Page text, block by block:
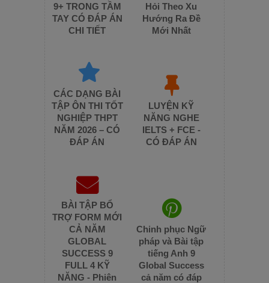
9+ TRONG TẦM
TAY CÓ ĐÁP ÁN
CHI TIẾT
Hỏi Theo Xu
Hướng Ra Đề
Mới Nhất
CÁC DẠNG BÀI
TẬP ÔN THI TỐT
NGHIỆP THPT
NĂM 2026 – CÓ
ĐÁP ÁN
LUYỆN KỸ
NĂNG NGHE
IELTS + FCE -
CÓ ĐÁP ÁN
BÀI TẬP BỔ
TRỢ FORM MỚI
CẢ NĂM
GLOBAL
SUCCESS 9
FULL 4 KỸ
NĂNG - Phiên
Chinh phục Ngữ
pháp và Bài tập
tiếng Anh 9
Global Success
cả năm có đáp